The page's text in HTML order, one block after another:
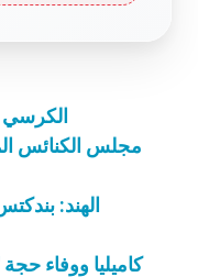
الكرسي
مجلس الكنائس
الهند:
كاميليا ووفاء حجة